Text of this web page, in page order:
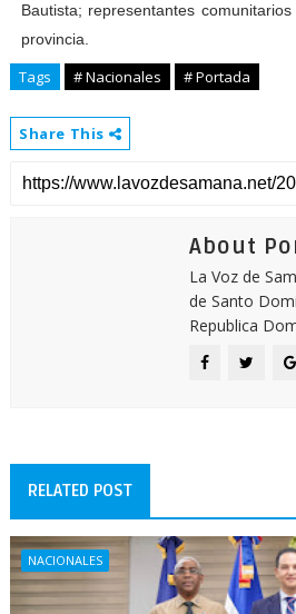
Bautista; representantes
provincia.
Tags # Nacionales # Portada
Share This
About
La Voz de
de Santo
Republica
RELATED POST
NACIONALES